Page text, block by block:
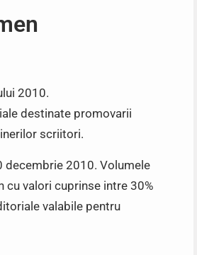
2010.
destinate promovarii
scriitori.
2010. Volumele
cu valori cuprinse intre 30%
valabile pentru